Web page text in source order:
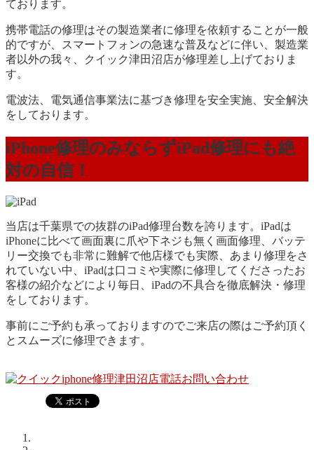
ております。
携帯電話の修理はその製造業者に修理を依頼することが一般
的ですが、スマートフォンの急速な普及などに伴い、製造業
者以外の我々、クイック津田沼店が修理差し上げておりま
す。
電波法、電気通信事業法に基づき修理を安全実施、安全解決
をしております。
iPhone修理のみならずiPad修理にも絶
対の自信！
当店は千葉県での抜群のiPad修理台数を誇ります。iPadは
iPhoneに比べて画面裏に爪や下ネジも無く画面修理、バッテ
リー交換でも非常に難解で他店様でも実際、あまり修理をさ
れていない中、iPadは口コミや実際に修理してくださったお
客様の紹介などにより毎日、iPadの不具合を徹底解決・修理
をしております。
事前にご予約も承っておりますのでご来店の際はご予約頂く
とスムーズに修理できます。